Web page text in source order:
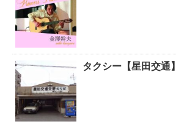
タクシー【星田交通】